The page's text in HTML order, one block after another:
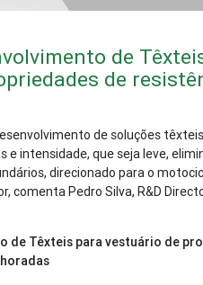
de
de
de soluções
e intensidade, que seja leve,
direcionado para o
comenta Pedro Silva, R&D
de Têxteis para vestuário de